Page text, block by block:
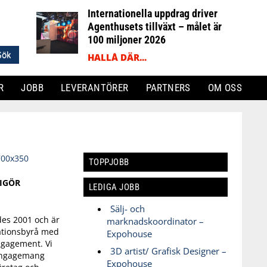
Internationella uppdrag driver
Agenthusets tillväxt – målet är
100 miljoner 2026
HALLÅ DÄR...
JOBB LEVERANTÖRER PARTNERS OM OSS
2001 och är
med
Vi
TOPPJOBB
LEDIGA JOBB
Sälj- och
marknadskoordinator –
Expohouse
3D artist/ Grafisk Designer –
Expohouse